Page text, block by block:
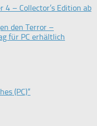
4 – Collector’s Edition ab
den Terror –
für PC erhältlich
(PC)“